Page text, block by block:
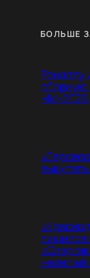
БОЛЬШЕ
Роналду
сборную
ЧМ-2026
лишился
нелепый